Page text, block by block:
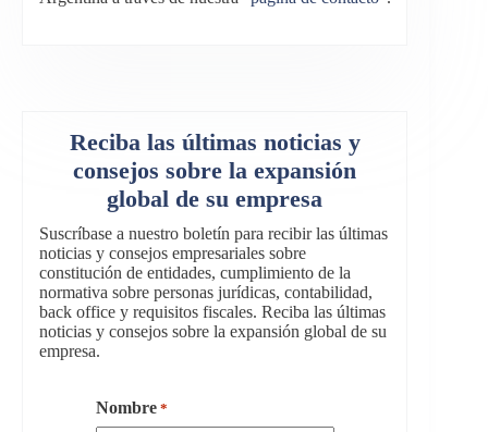
Reciba las últimas noticias y
consejos sobre la expansión
global de su empresa
Suscríbase a nuestro boletín para recibir las últimas
noticias y consejos empresariales sobre
constitución de entidades, cumplimiento de la
normativa sobre personas jurídicas, contabilidad,
back office y requisitos fiscales. Reciba las últimas
noticias y consejos sobre la expansión global de su
empresa.
Nombre *